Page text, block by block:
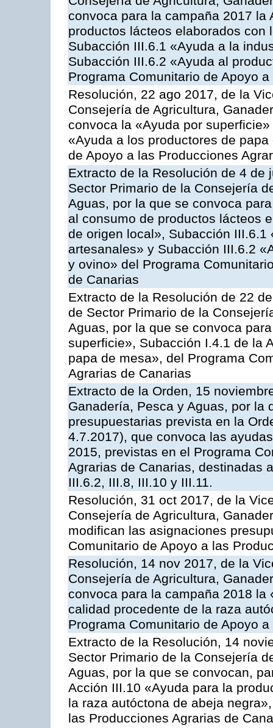
convoca para la campaña 2017
productos lácteos elaborados
Subacción III.6.1 «Ayuda a la
Subacción III.6.2 «Ayuda al
Programa Comunitario de Apoyo
Resolución, 22 ago 2017, de la
Consejería de Agricultura,
convoca la «Ayuda por
«Ayuda a los productores de
de Apoyo a las Producciones
Extracto de la Resolución de 4
Sector Primario de la Consejería
Aguas, por la que se convoca
al consumo de productos lácteos
de origen local», Subacción
artesanales» y Subacción III.6.2
y ovino» del Programa
de Canarias
Extracto de la Resolución de 22
de Sector Primario de la
Aguas, por la que se convoca
superficie», Subacción I.4.1 de la
papa de mesa», del Programa
Agrarias de Canarias
Extracto de la Orden, 15
Ganadería, Pesca y Aguas, por la
presupuestarias prevista en la
4.7.2017), que convoca las
2015, previstas en el Programa
Agrarias de Canarias, destinadas
III.6.2, III.8, III.10 y III.11.
Resolución, 31 oct 2017, de la
Consejería de Agricultura,
modifican las asignaciones
Comunitario de Apoyo a las
Resolución, 14 nov 2017, de la
Consejería de Agricultura,
convoca para la campaña 2018
calidad procedente de la raza
Programa Comunitario de Apoyo
Extracto de la Resolución, 14
Sector Primario de la Consejería
Aguas, por la que se convocan,
Acción III.10 «Ayuda para la
la raza autóctona de abeja
las Producciones Agrarias de